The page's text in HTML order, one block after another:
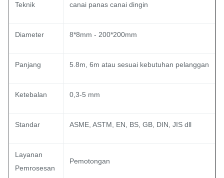
Teknik canai panas canai dingin
Diameter 8*8mm - 200*200mm
Panjang 5.8m, 6m atau sesuai kebutuhan pelanggan
Ketebalan 0,3-5 mm
Standar ASME, ASTM, EN, BS, GB, DIN, JIS dll
Layanan
Pemrosesan
Pemotongan